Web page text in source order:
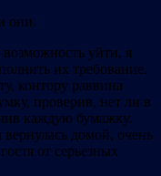
они.
уйти, я
их требование.
контору раввина
проверив, нет ли в
каждую бумажку.
домой, очень
от серьезных